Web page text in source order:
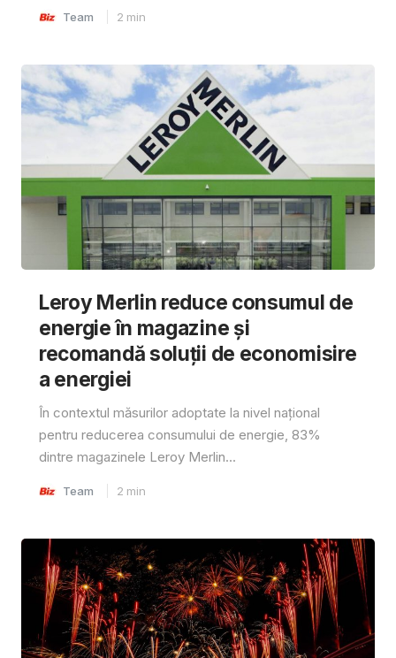
Team 2 min
Leroy Merlin reduce consumul de
energie în magazine și
recomandă soluții de economisire
a energiei
În contextul măsurilor adoptate la nivel național
pentru reducerea consumului de energie, 83%
dintre magazinele Leroy Merlin...
Team 2 min